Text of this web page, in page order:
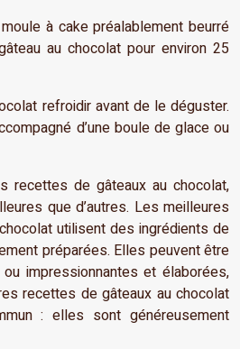
à cake préalablement beurré
au chocolat pour environ 25
refroidir avant de le déguster.
d’une boule de glace ou
recettes de gâteaux au chocolat,
que d’autres. Les meilleures
utilisent des ingrédients de
préparées. Elles peuvent être
impressionnantes et élaborées,
recettes de gâteaux au chocolat
: elles sont généreusement